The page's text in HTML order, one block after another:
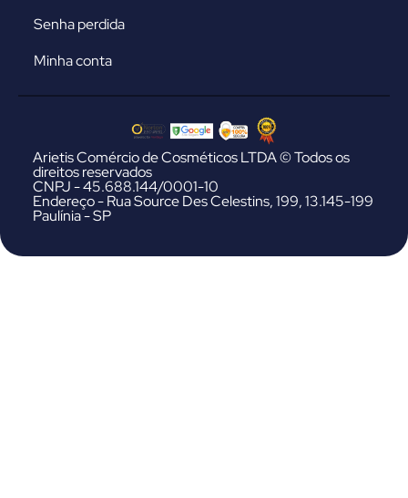
Senha perdida
Minha conta
Arietis Comércio de Cosméticos LTDA © Todos os
direitos reservados
CNPJ - 45.688.144/0001-10
Endereço - Rua Source Des Celestins, 199, 13.145-199
Paulínia - SP